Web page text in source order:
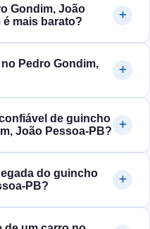
Gondim, João
é mais barato?
Pedro Gondim,
de guincho
João Pessoa‑PB?
do guincho